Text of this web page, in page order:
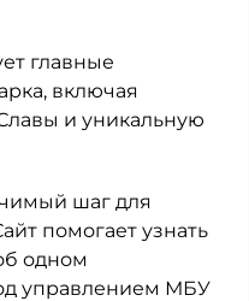
главные
включая
и уникальную
шаг для
помогает узнать
одном
управлением МБУ